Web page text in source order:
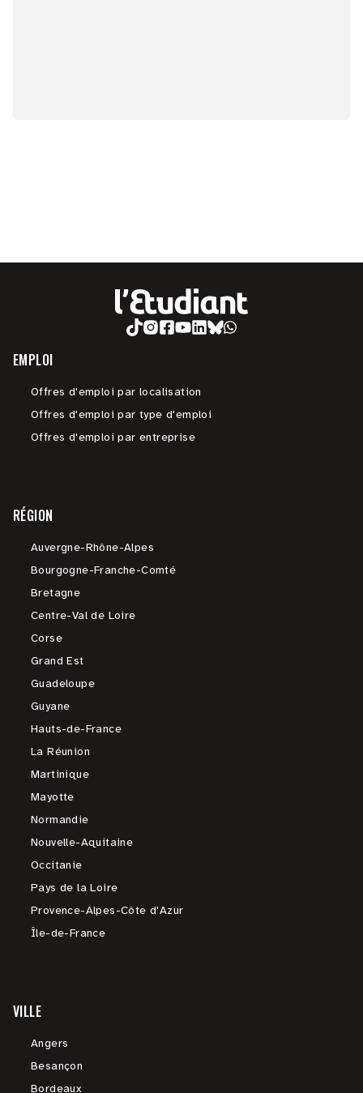
EMPLOI
Offres d'emploi par localisation
Offres d'emploi par type d'emploi
Offres d'emploi par entreprise
RÉGION
Auvergne-Rhône-Alpes
Bourgogne-Franche-Comté
Bretagne
Centre-Val de Loire
Corse
Grand Est
Guadeloupe
Guyane
Hauts-de-France
La Réunion
Martinique
Mayotte
Normandie
Nouvelle-Aquitaine
Occitanie
Pays de la Loire
Provence-Alpes-Côte d'Azur
Île-de-France
VILLE
Angers
Besançon
Bordeaux